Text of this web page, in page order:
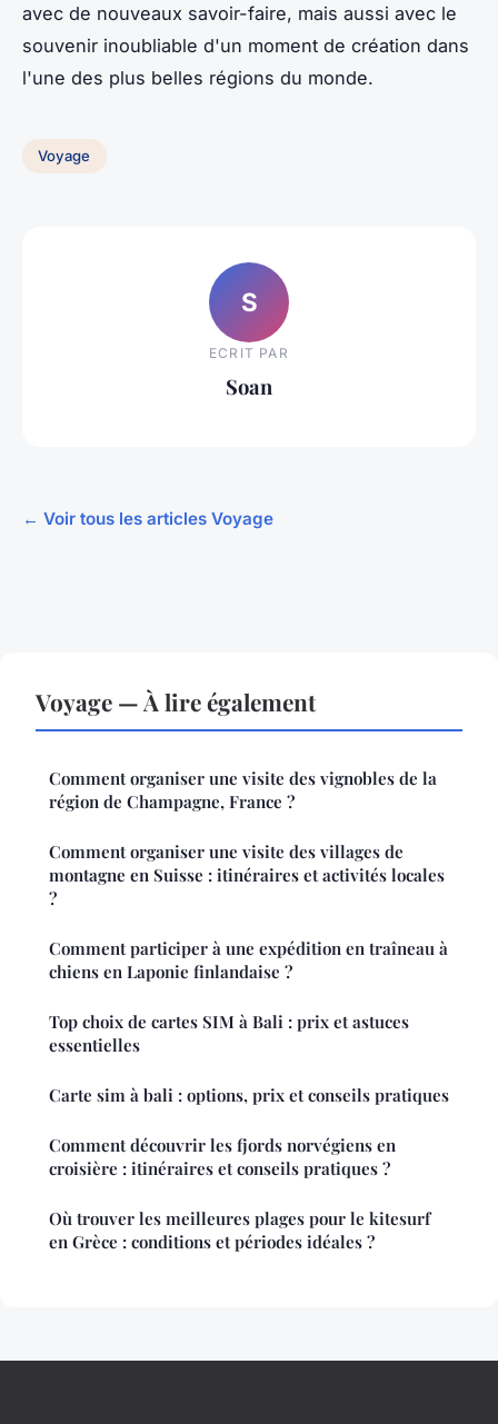
avec de nouveaux savoir-faire, mais aussi avec le
souvenir inoubliable d'un moment de création dans
l'une des plus belles régions du monde.
Voyage
S
ECRIT PAR
Soan
← Voir tous les articles Voyage
Voyage — À lire également
Comment organiser une visite des vignobles de la
région de Champagne, France ?
Comment organiser une visite des villages de
montagne en Suisse : itinéraires et activités locales
?
Comment participer à une expédition en traîneau à
chiens en Laponie finlandaise ?
Top choix de cartes SIM à Bali : prix et astuces
essentielles
Carte sim à bali : options, prix et conseils pratiques
Comment découvrir les fjords norvégiens en
croisière : itinéraires et conseils pratiques ?
Où trouver les meilleures plages pour le kitesurf
en Grèce : conditions et périodes idéales ?